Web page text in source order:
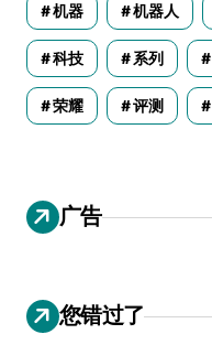
机器 机器人
科技 系列
荣耀 评测
广告
您错过了